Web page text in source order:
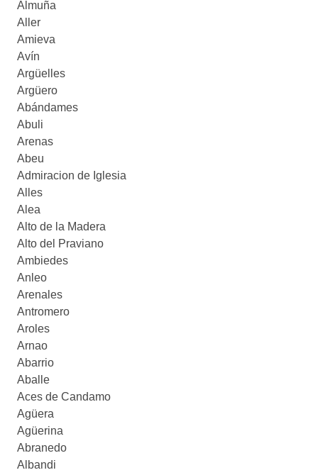
Almuña
Aller
Amieva
Avín
Argüelles
Argüero
Abándames
Abuli
Arenas
Abeu
Admiracion de Iglesia
Alles
Alea
Alto de la Madera
Alto del Praviano
Ambiedes
Anleo
Arenales
Antromero
Aroles
Arnao
Abarrio
Aballe
Aces de Candamo
Agüera
Agüerina
Abranedo
Albandi